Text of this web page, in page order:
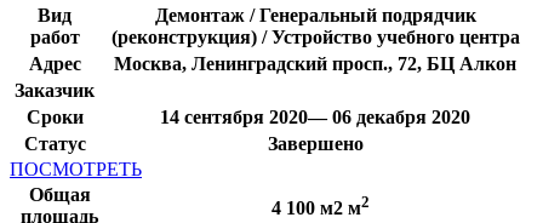
Вид
работ
Демонтаж / Генеральный подрядчик
(реконструкция) / Устройство учебного центра
Адрес
Москва, Ленинградский просп., 72, БЦ Алкон
Заказчик
Сроки
14 сентября 2020— 06 декабря 2020
Статус
Завершено
ПОСМОТРЕТЬ
Общая
площадь
4 100 м2 м2